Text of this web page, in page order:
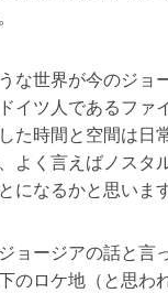
な世界が今のジョ
イツ人であるファ
た時間と空間は日
よく言えばノスタ
になるかと思います
ョージアの話と言
のロケ地（と思わ